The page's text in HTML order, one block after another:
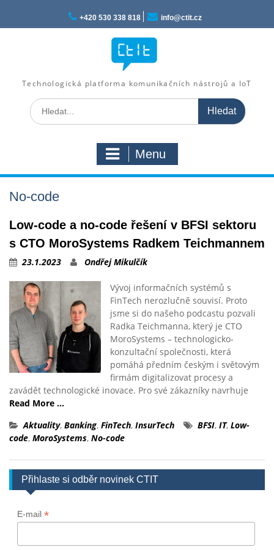
content
+420 530 338 818 info@ctit.cz
Technologická platforma komunikačních nástrojů a IoT
Search
for:
Menu
No-code
Low-code a no-code řešení v BFSI sektoru
s CTO MoroSystems Radkem Teichmannem
23.1.2023 Ondřej Mikulčík
Vývoj informačních systémů s
FinTech nerozlučně souvisí. Proto
jsme si do našeho podcastu pozvali
Radka Teichmanna, který je CTO
MoroSystems – technologicko-
konzultační společnosti, která
pomáhá předním českým i světovým
firmám digitalizovat procesy a
zavádět technologické inovace. Pro své zákazníky navrhuje
Read More …
Aktuality, Banking, FinTech, InsurTech BFSI, IT, Low-
code, MoroSystems, No-code
Přihlaste si odběr novinek CTIT
E-mail *